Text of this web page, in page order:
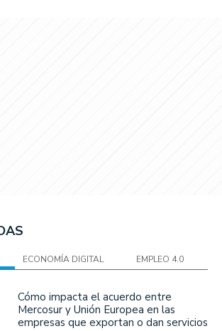
ECONOMÍA DIGITAL EMPLEO 4.0
Cómo impacta el acuerdo entre
Mercosur y Unión Europea en las
empresas que exportan o dan servicios